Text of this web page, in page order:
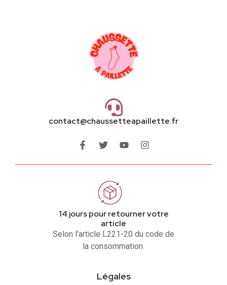
Peut-on envoyer directement
le coffret à l'adresse du
destinataire ?
Oui, vous pouvez indiquer une adresse de
livraison différente de votre adresse de
facturation lors de la commande. Idéal pour un
contact@chaussetteapaillette.fr
14 jours pour retourner votre
article
Selon l'article L221-20 du code de
la consommation.
Légales